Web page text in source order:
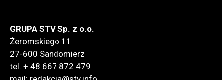
GRUPA STV Sp. z o.o.
Żeromskiego 11
27-600 Sandomierz
tel. + 48 667 872 479